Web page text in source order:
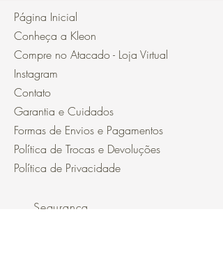
Página Inicial
Conheça a Kleon
Compre no Atacado - Loja Virtual
Instagram
Contato
Garantia e Cuidados
Formas de Envios e Pagamentos
Política de Trocas e Devoluções
Política de Privacidade
Segurança